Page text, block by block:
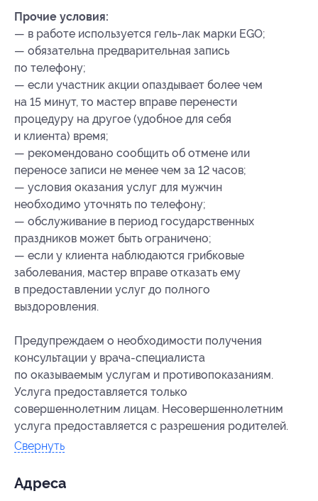
Прочие условия:
— в работе используется гель-лак марки EGO;
— обязательна предварительная запись
по телефону;
— если участник акции опаздывает более чем
на 15 минут, то мастер вправе перенести
процедуру на другое (удобное для себя
и клиента) время;
— рекомендовано сообщить об отмене или
переносе записи не менее чем за 12 часов;
— условия оказания услуг для мужчин
необходимо уточнять по телефону;
— обслуживание в период государственных
праздников может быть ограничено;
— если у клиента наблюдаются грибковые
заболевания, мастер вправе отказать ему
в предоставлении услуг до полного
выздоровления.
Предупреждаем о необходимости получения
консультации у врача-специалиста
по оказываемым услугам и противопоказаниям.
Услуга предоставляется только
совершеннолетним лицам. Несовершеннолетним
услуга предоставляется с разрешения родителей.
Свернуть
Адресa